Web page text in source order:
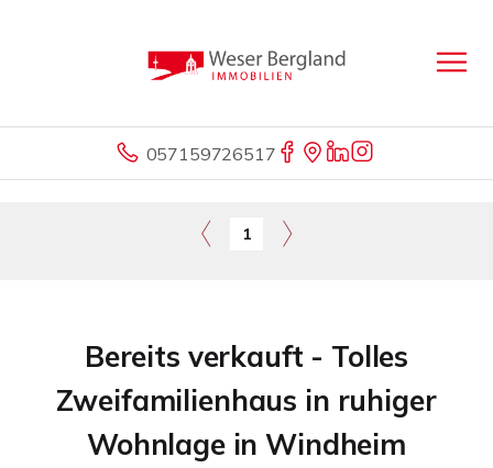
057159726517
1
Bereits verkauft - Tolles
Zweifamilienhaus in ruhiger
Wohnlage in Windheim